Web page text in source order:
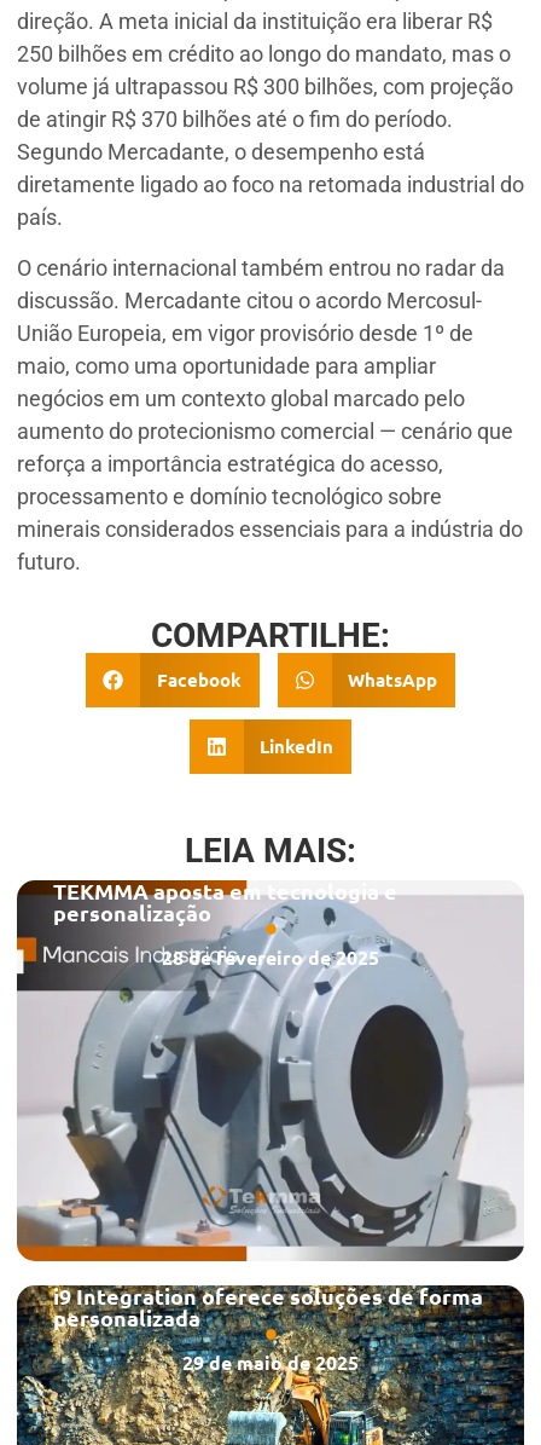
direção. A meta inicial da instituição era liberar R$
250 bilhões em crédito ao longo do mandato, mas o
volume já ultrapassou R$ 300 bilhões, com projeção
de atingir R$ 370 bilhões até o fim do período.
Segundo Mercadante, o desempenho está
diretamente ligado ao foco na retomada industrial do
país.
O cenário internacional também entrou no radar da
discussão. Mercadante citou o acordo Mercosul-
União Europeia, em vigor provisório desde 1º de
maio, como uma oportunidade para ampliar
negócios em um contexto global marcado pelo
aumento do protecionismo comercial — cenário que
reforça a importância estratégica do acesso,
processamento e domínio tecnológico sobre
minerais considerados essenciais para a indústria do
futuro.
COMPARTILHE:
Facebook WhatsApp
LinkedIn
LEIA MAIS:
TEKMMA aposta em tecnologia e
personalização
28 de fevereiro de 2025
i9 Integration oferece soluções de forma
personalizada
29 de maio de 2025